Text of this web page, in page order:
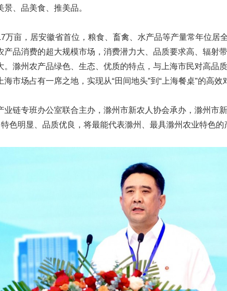
、品美食、推美品。
万亩，居安徽省首位，粮食、畜禽、水产品等产量常年位
品消费的超大规模市场，消费潜力大、品质要求高、辐射
滁州农产品绿色、生态、优质的特点，与上海市民对高品
市场占有一席之地，实现从“田间地头”到“上海餐桌”的高效
链专班办公室联合主办，滁州市新农人协会承办，滁州市
色明显、品质优良，将最能代表滁州、最具滁州农业特色的